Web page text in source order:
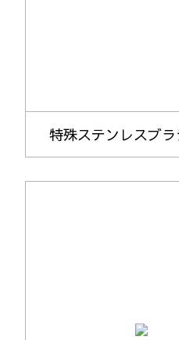
特殊ステンレスブラ